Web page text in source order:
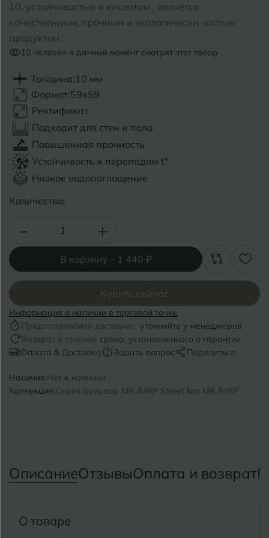
10, устойчивостью к кислотам , является
качественным, прочным и экологически чистым
продуктом.
10 человек в данный момент смотрят этот товар
Толщина:10 мм
Формат:59x59
Ректификат
Подходит для стен и пола
Повышенная прочность
Устойчивость к перепадам t°
Низкое водопоглощение
Количество:
- +
В корзину - 1 440 ₽
Купить сейчас
Информация о наличии в торговой точке
Предполагаемая доставка: уточняйте у менеджеров
Возврат в течение срока, установленного в гарантии
Оплата & Доставка
Задать вопрос Поделиться
Наличие:Нет в наличии
Коллекция:Серия Бульвар MR /MRP Street line MR /MRP
ОписаниеОтзывыОплата и возврат
О товаре
Б Барнаул
Белгород
Брянск
Бугульма
Бугуруслан
В Великий Новгород
Владимир
Волгоград
Волгодонск
Вологда
Воронеж
Воткинск
Г Геленджик
Екатеринбург
Р
С
Самара
Симферополь
Славянск-на-Кубани
Смоленск
Сочи
Тверь